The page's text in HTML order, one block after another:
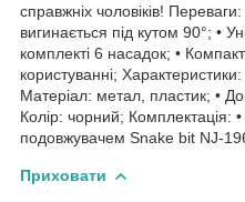
справжніх чоловіків!
вигинається під кутом 90°; •
комплекті 6 насадок; •
користуванні;
Матеріал: метал, пластик; •
Колір: чорний; Комплектація:
подовжувачем Snake bit NJ-
Приховати